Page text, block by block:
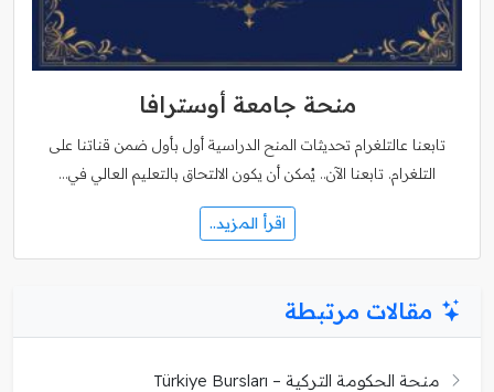
منحة جامعة أوسترافا
تابعنا عالتلغرام تحديثات المنح الدراسية أول بأول ضمن قناتنا على
التلغرام. تابعنا الآن.. يُمكن أن يكون الالتحاق بالتعليم العالي في…
اقرأ المزيد..
مقالات مرتبطة
منحة الحكومة التركية – Türkiye Bursları